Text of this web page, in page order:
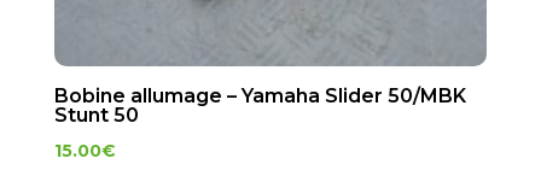
Bobine allumage – Yamaha Slider 50/MBK
Stunt 50
15.00€